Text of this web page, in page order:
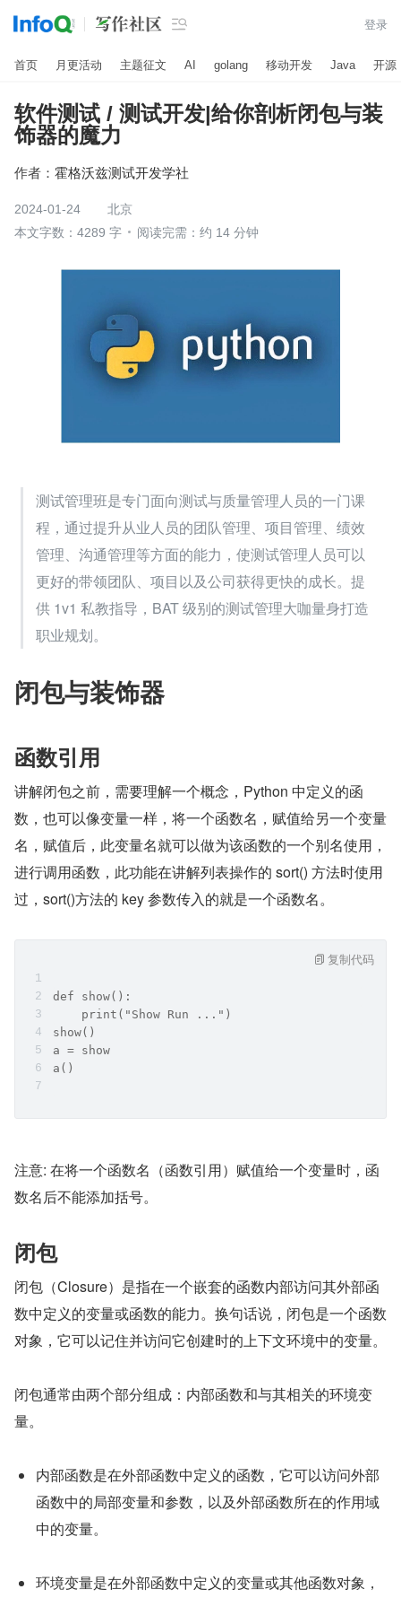
 登录
首页 月更活动 主题征文 AI golang 移动开发 Java 开源
软件测试 / 测试开发|给你剖析闭包与装
饰器的魔力
作者： 霍格沃兹测试开发学社
2024-01-24
北京
本文字数：4289 字
阅读完需：约 14 分钟
测试管理班是专门面向测试与质量管理人员的一门课
程，通过提升从业人员的团队管理、项目管理、绩效
管理、沟通管理等方面的能力，使测试管理人员可以
更好的带领团队、项目以及公司获得更快的成长。提
供 1v1 私教指导，BAT 级别的测试管理大咖量身打造
职业规划。
闭包与装饰器
函数引用
讲解闭包之前，需要理解一个概念，Python 中定义的函
数，也可以像变量一样，将一个函数名，赋值给另一个变量
名，赋值后，此变量名就可以做为该函数的一个别名使用，
进行调用函数，此功能在讲解列表操作的 sort() 方法时使用
过，sort()方法的 key 参数传入的就是一个函数名。
def show():
    print("Show Run ...")
show()
a = show
a()
复制代码
注意: 在将一个函数名（函数引用）赋值给一个变量时，函
数名后不能添加括号。
闭包
闭包（Closure）是指在一个嵌套的函数内部访问其外部函
数中定义的变量或函数的能力。换句话说，闭包是一个函数
对象，它可以记住并访问它创建时的上下文环境中的变量。
闭包通常由两个部分组成：内部函数和与其相关的环境变
量。
内部函数是在外部函数中定义的函数，它可以访问外部
函数中的局部变量和参数，以及外部函数所在的作用域
中的变量。
环境变量是在外部函数中定义的变量或其他函数对象，